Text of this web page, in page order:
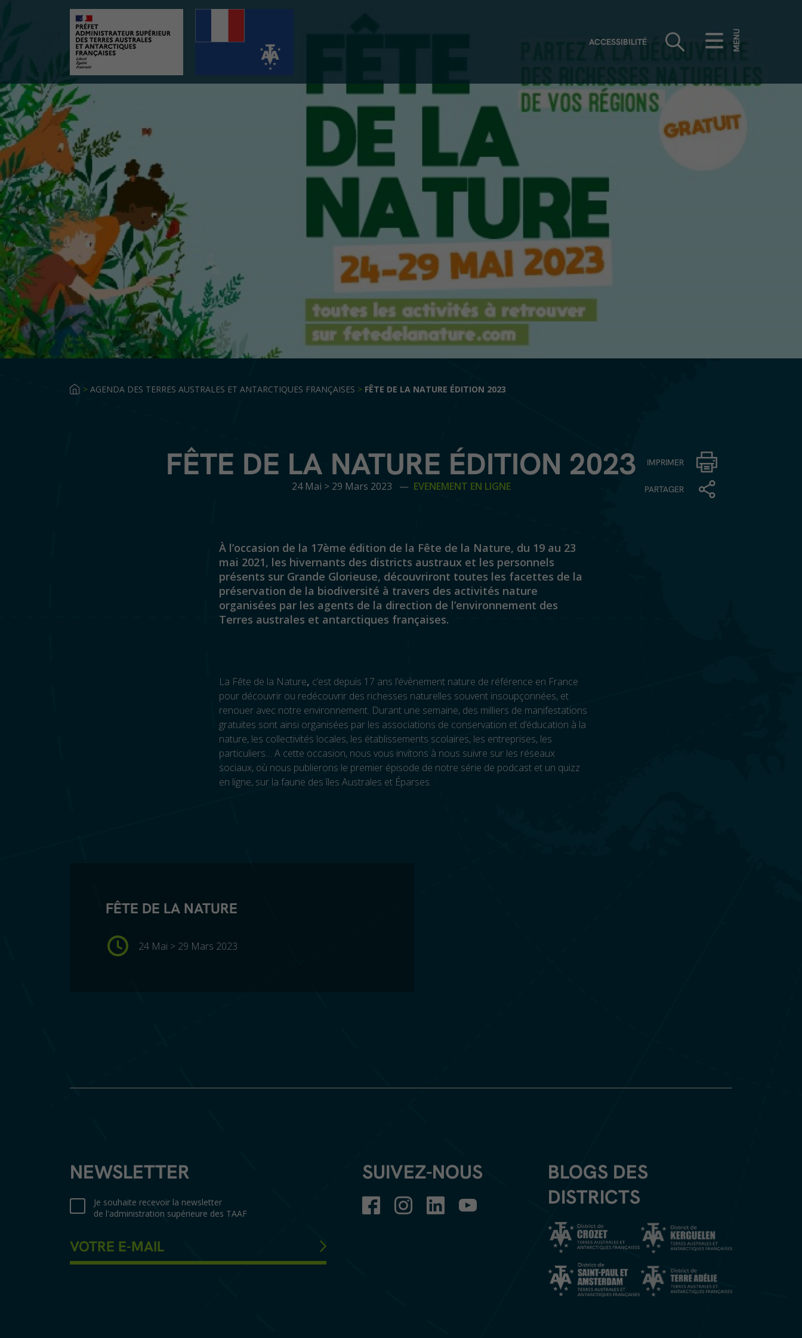
ACCESSIBILITÉ MENU
> AGENDA DES TERRES AUSTRALES ET ANTARCTIQUES FRANÇAISES > FÊTE DE LA NATURE ÉDITION 2023
FÊTE DE LA NATURE ÉDITION 2023
24 Mai > 29 Mars 2023 — EVENEMENT EN LIGNE
IMPRIMER
PARTAGER
À l’occasion de la 17ème édition de la Fête de la Nature, du 19 au 23
mai 2021, les hivernants des districts austraux et les personnels
présents sur Grande Glorieuse, découvriront toutes les facettes de la
préservation de la biodiversité à travers des activités nature
organisées par les agents de la direction de l’environnement des
Terres australes et antarctiques françaises.
La Fête de la Nature, c’est depuis 17 ans l’évènement nature de référence en France
pour découvrir ou redécouvrir des richesses naturelles souvent insoupçonnées, et
renouer avec notre environnement. Durant une semaine, des milliers de manifestations
gratuites sont ainsi organisées par les associations de conservation et d’éducation à la
nature, les collectivités locales, les établissements scolaires, les entreprises, les
particuliers… A cette occasion, nous vous invitons à nous suivre sur les réseaux
sociaux, où nous publierons le premier épisode de notre série de podcast et un quizz
en ligne, sur la faune des îles Australes et Éparses.
FÊTE DE LA NATURE
24 Mai > 29 Mars 2023
NEWSLETTER
Je souhaite recevoir la newsletter
de l'administration supérieure des TAAF
SUIVEZ-NOUS
BLOGS DES
DISTRICTS